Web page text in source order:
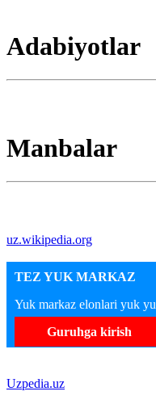
Adabiyotlar
Manbalar
uz.wikipedia.org
TEZ YUK MARKAZ
Yuk markaz elonlari yuk
Guruhga kirish
Uzpedia.uz